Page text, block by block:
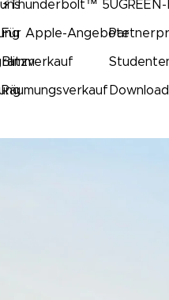
⚡Thunderbolt™ 5
Für Apple-Angebote
Blitzverkauf
Räumungsverkauf